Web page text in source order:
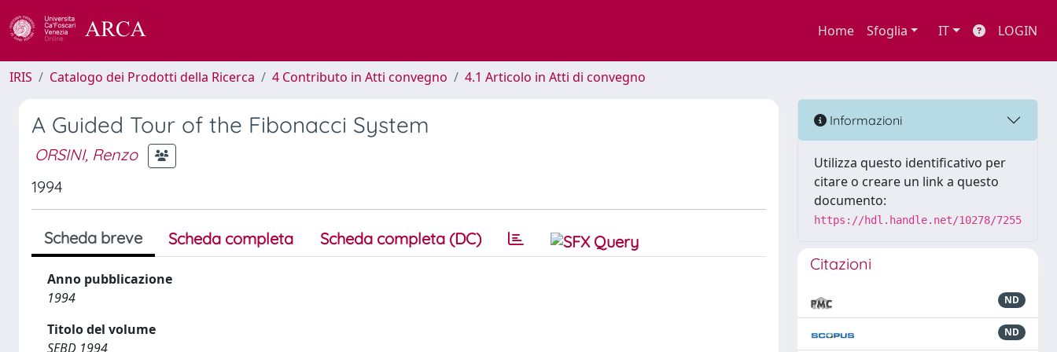
Home Sfoglia IT LOGIN
IRIS Catalogo dei Prodotti della Ricerca 4 Contributo in Atti convegno 4.1 Articolo in Atti di convegno
A Guided Tour of the Fibonacci System
ORSINI, Renzo
1994
Scheda breve Scheda completa Scheda completa (DC)
Anno pubblicazione
1994
Titolo del volume
SEBD 1994
Informazioni
Utilizza questo identificativo per
citare o creare un link a questo
documento:
https://hdl.handle.net/10278/7255
Citazioni
ND
ND